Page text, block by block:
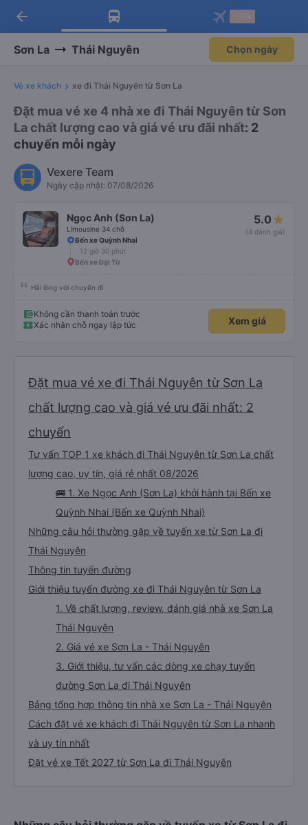
Tải app Vexere ngay!
Nhận ưu đãi thành viên độc
Mở app
Tải app Vexere
-30k/ghế khi đặt vé máy bay qua
Mở app
arrow_back
Sơn La Thái Nguyên Chọn ngày
Vé xe khách xe đi Thái Nguyên từ Sơn La
Đặt mua vé xe 4 nhà xe đi Thái Nguyên từ Sơn
La chất lượng cao và giá vé ưu đãi nhất: 2
chuyến mỗi ngày
Vexere Team
Ngày cập nhật: 07/08/2026
Ngọc Anh (Sơn La)
Limousine 34 chỗ
5.0
(4 đánh giá)
Bến xe Quỳnh Nhai
12 giờ 30 phút
Bến xe Đại Từ
Hài lòng với chuyến đi
Không cần thanh toán trước
Xác nhận chỗ ngay lập tức
Xem giá
Đặt mua vé xe đi Thái Nguyên từ Sơn La
chất lượng cao và giá vé ưu đãi nhất: 2
chuyến
Tư vấn TOP 1 xe khách đi Thái Nguyên từ Sơn La chất
lượng cao, uy tín, giá rẻ nhất 08/2026
🚌 1. Xe Ngọc Anh (Sơn La) khởi hành tại Bến xe
Quỳnh Nhai (Bến xe Quỳnh Nhai)
Những câu hỏi thường gặp về tuyến xe từ Sơn La đi
Thái Nguyên
Thông tin tuyến đường
Giới thiệu tuyến đường xe đi Thái Nguyên từ Sơn La
1. Về chất lượng, review, đánh giá nhà xe Sơn La
Thái Nguyên
2. Giá vé xe Sơn La - Thái Nguyên
3. Giới thiệu, tư vấn các dòng xe chạy tuyến
đường Sơn La đi Thái Nguyên
Bảng tổng hợp thông tin nhà xe Sơn La - Thái Nguyên
Cách đặt vé xe khách đi Thái Nguyên từ Sơn La nhanh
và uy tín nhất
Đặt vé xe Tết 2027 từ Sơn La đi Thái Nguyên